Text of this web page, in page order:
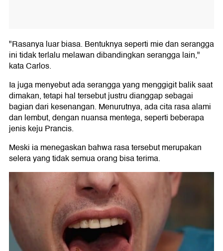
"Rasanya luar biasa. Bentuknya seperti mie dan serangga
ini tidak terlalu melawan dibandingkan serangga lain,"
kata Carlos.
Ia juga menyebut ada serangga yang menggigit balik saat
dimakan, tetapi hal tersebut justru dianggap sebagai
bagian dari kesenangan. Menurutnya, ada cita rasa alami
dan lembut, dengan nuansa mentega, seperti beberapa
jenis keju Prancis.
Meski ia menegaskan bahwa rasa tersebut merupakan
selera yang tidak semua orang bisa terima.